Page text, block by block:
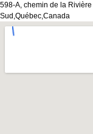
598-A, chemin de la
Sud,Québec,Canada